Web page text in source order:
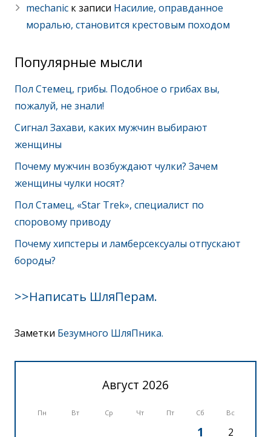
mechanic к записи Насилие, оправданное
моралью, становится крестовым походом
Популярные мысли
Пол Стемец, грибы. Подобное о грибах вы,
пожалуй, не знали!
Сигнал Захави, каких мужчин выбирают
женщины
Почему мужчин возбуждают чулки? Зачем
женщины чулки носят?
Пол Стамец, «Star Trek», специалист по
споровому приводу
Почему хипстеры и ламберсексуалы отпускают
бороды?
>>Написать ШляПерам.
Заметки Безумного ШляПника.
Август 2026
Пн Вт Ср Чт Пт Сб Вс
1 2